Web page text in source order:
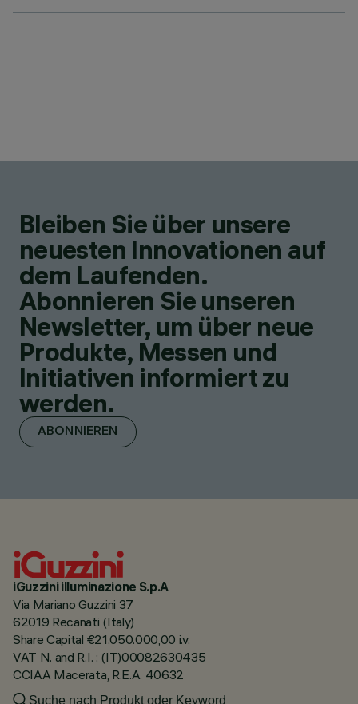
Bleiben Sie über unsere
neuesten Innovationen auf
dem Laufenden.
Abonnieren Sie unseren
Newsletter, um über neue
Produkte, Messen und
Initiativen informiert zu
werden.
ABONNIEREN
iGuzzini illuminazione S.p.A
Via Mariano Guzzini 37
62019 Recanati (Italy)
Share Capital €21.050.000,00 i.v.
VAT N. and R.I. : (IT)00082630435
CCIAA Macerata, R.E.A. 40632